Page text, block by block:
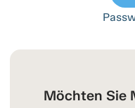
Möchten Sie